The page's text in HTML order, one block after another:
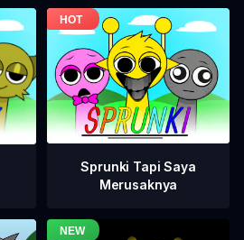
Sprunki Tapi Saya
Merusaknya